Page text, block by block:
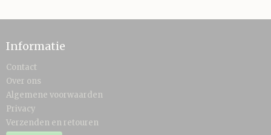
Informatie
Contact
Over ons
Algemene voorwaarden
Privacy
Verzenden en retouren